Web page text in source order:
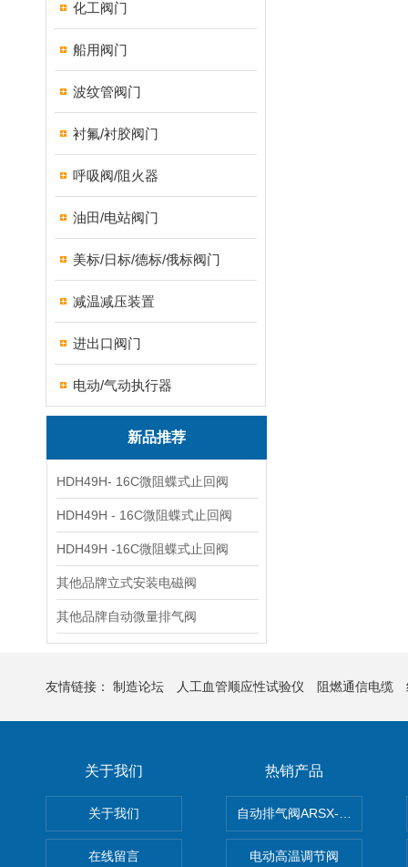
化工阀门
船用阀门
波纹管阀门
衬氟/衬胶阀门
呼吸阀/阻火器
油田/电站阀门
美标/日标/德标/俄标阀门
减温减压装置
进出口阀门
电动/气动执行器
新品推荐
HDH49H- 16C微阻蝶式止回阀
HDH49H - 16C微阻蝶式止回阀
HDH49H -16C微阻蝶式止回阀
其他品牌立式安装电磁阀
其他品牌自动微量排气阀
友情链接： 制造论坛 人工血管顺应性试验仪 阻燃通信电缆
关于我们
关于我们
在线留言
热销产品
自动排气阀ARSX-0015/
电动高温调节阀